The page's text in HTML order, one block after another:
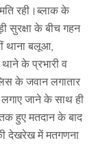
रही।ब्लाक के
सुरक्षा के बीच गहन
थाना बलूआ,
के प्रभारी व
के जवान लगातार
जाने के साथ ही
हुए मतदान के बाद
देखरेख में मतगणना